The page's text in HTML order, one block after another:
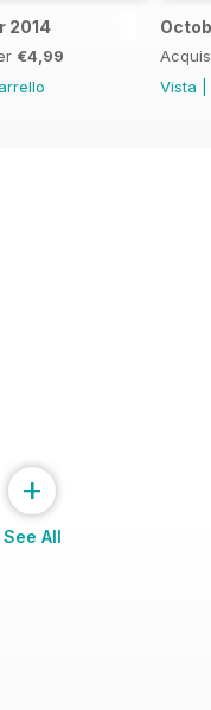
2014
€4,99
Vista
+
See All